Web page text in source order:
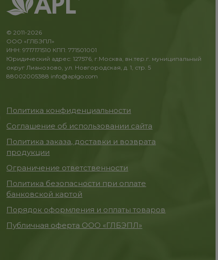
© 2011-2026
ООО «ГЛБЭПЛ»
ИНН: 9717171510 КПП: 771501001
Юридический адрес: 127576, г.Москва, вн.тер.г. муниципальный
округ Лианозово, ул. Новгородская, д. 1, стр. 5
88002005388 info@aplgo.com
Политика конфиденциальности
Соглашение об использовании сайта
Политика заказа, доставки и возврата
продукции
Ограничение ответственности
Политика безопасности при оплате
банковской картой
Порядок оформления и оплаты товаров
Публичная оферта ООО «ГЛБЭПЛ»